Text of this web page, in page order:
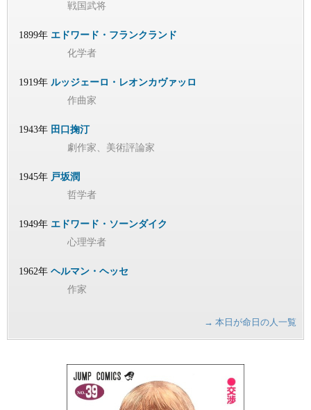
戦国武将
1899年 エドワード・フランクランド
化学者
1919年 ルッジェーロ・レオンカヴァッロ
作曲家
1943年 田口掬汀
劇作家、美術評論家
1945年 戸坂潤
哲学者
1949年 エドワード・ソーンダイク
心理学者
1962年 ヘルマン・ヘッセ
作家
→ 本日が命日の人一覧